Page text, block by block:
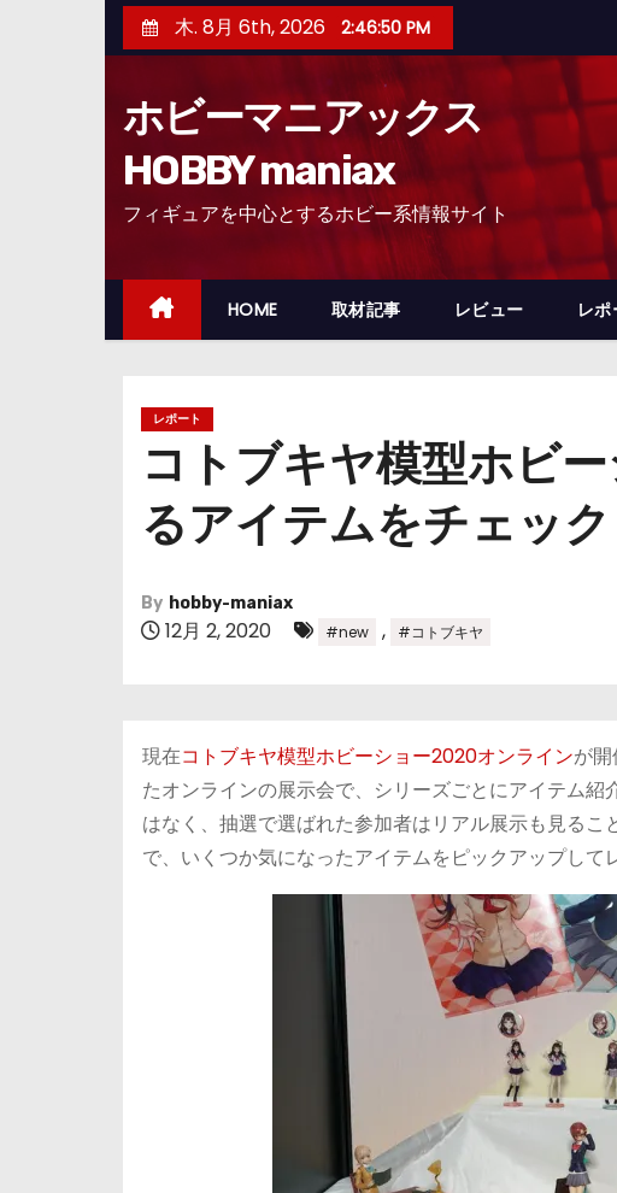
ン
ッ
木. 8月 6th, 2026 2:46:52 PM
ホビーマニアックス
HOBBY maniax
フィギュアを中心とするホビー系情報サイト
HOME 取材記事 レビュー レポ
レポート
コトブキヤ模型ホビ
るアイテムをチェック
By hobby-maniax
12月 2, 2020 #new , #コトブキヤ
現在コトブキヤ模型ホビーショー2020オンラインが
たオンラインの展示会で、シリーズごとにアイテム
はなく、抽選で選ばれた参加者はリアル展示も見る
で、いくつか気になったアイテムをピックアップして